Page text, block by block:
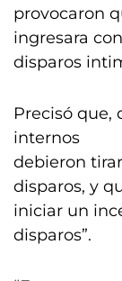
provocaron
ingresara
disparos
Precisó que,
internos
debieron
disparos, y
iniciar un
disparos”.